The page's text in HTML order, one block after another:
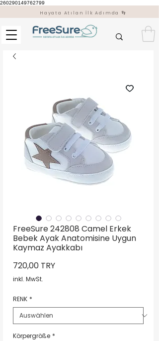
260290149762799
Hayata Atılan İlk Adımda 👣
FreeSure 242808 Camel Erkek
Bebek Ayak Anatomisine Uygun
Kaymaz Ayakkabı
720,00 TRYPreis
inkl. MwSt.
RENK *
Körpergröße *